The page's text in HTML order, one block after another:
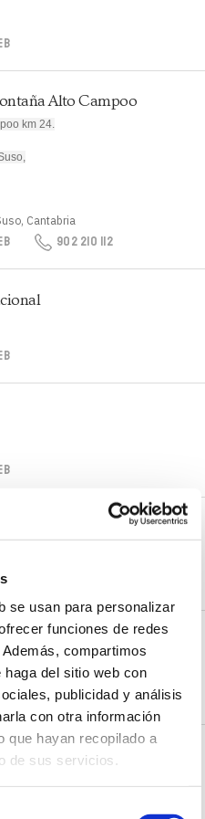
se usan para personalizar
funciones de redes
compartimos
del sitio web con
publicidad y análisis
con otra información
que hayan recopilado a
de sus servicios.
Alto Campoo
km 24.
Cantabria
902 210 112